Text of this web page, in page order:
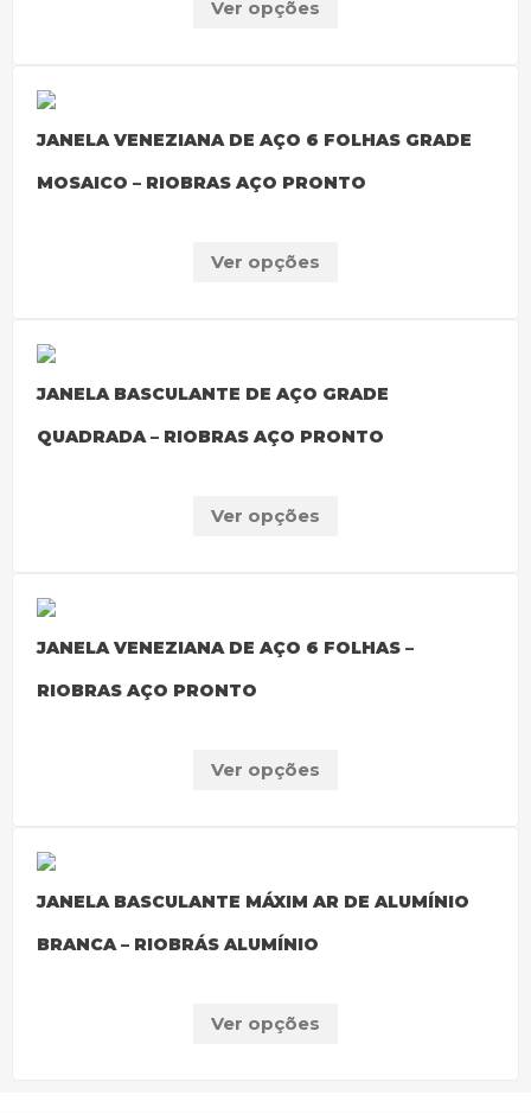
Ver opções
JANELA VENEZIANA DE AÇO 6 FOLHAS GRADE
MOSAICO – RIOBRAS AÇO PRONTO
Ver opções
JANELA BASCULANTE DE AÇO GRADE
QUADRADA – RIOBRAS AÇO PRONTO
Ver opções
JANELA VENEZIANA DE AÇO 6 FOLHAS –
RIOBRAS AÇO PRONTO
Ver opções
JANELA BASCULANTE MÁXIM AR DE ALUMÍNIO
BRANCA – RIOBRÁS ALUMÍNIO
Ver opções